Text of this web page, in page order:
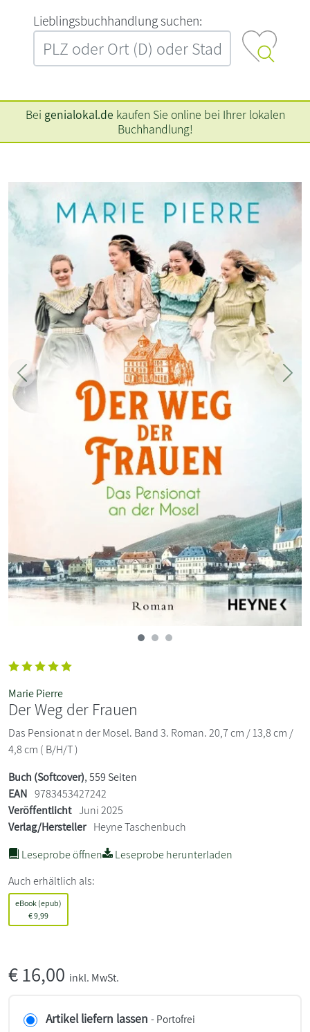
L‍i‍e‍b‍l‍i‍n‍g‍s‍b‍u‍c‍h‍h‍a‍n‍d‍l‍u‍n‍g‍ ‍s‍u‍c‍h‍e‍n‍:‍
Bei genialokal.de kaufen Sie online bei Ihrer lokalen
Buchhandlung!
Zurück
Marie Pierre
Der Weg der Frauen
Das Pensionat n der Mosel. Band 3. Roman. 20,7 cm / 13,8 cm /
4,8 cm ( B/H/T )
Buch (Softcover), 559 Seiten
EAN 9783453427242
Veröffentlicht Juni 2025
Verlag/Hersteller Heyne Taschenbuch
Leseprobe öffnen
Leseprobe herunterladen
Auch erhältlich als:
eBook (epub)
€9,99
€16,00 inkl. MwSt.
Artikel liefern lassen - Portofrei